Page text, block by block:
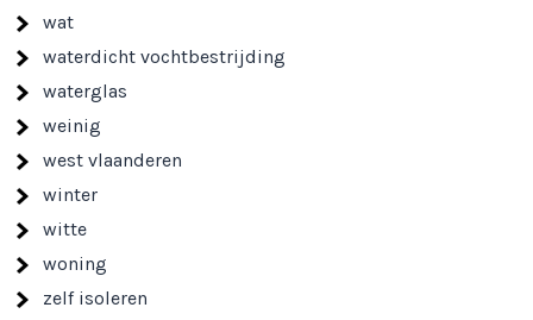
wat
waterdicht vochtbestrijding
waterglas
weinig
west vlaanderen
winter
witte
woning
zelf isoleren